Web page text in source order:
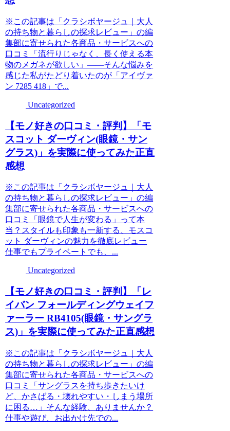
※この記事は「クラシボヤージュ｜大人
の持ち物と暮らしの探求レビュー」の編
集部に寄せられた各商品・サービスへの
口コミ「流行りじゃなく、長く使える本
物のメガネが欲しい」――そんな悩みを
感じた私がたどり着いたのが「アイヴァ
ン 7285 418」で...
Uncategorized
【モノ好きの口コミ・評判】「モ
スコット ダーヴィン(眼鏡・サン
グラス)」を実際に使ってみた正直
感想
※この記事は「クラシボヤージュ｜大人
の持ち物と暮らしの探求レビュー」の編
集部に寄せられた各商品・サービスへの
口コミ「眼鏡で人生が変わる」って本
当？スタイルも印象も一新する、モスコ
ット ダーヴィンの魅力を徹底レビュー
仕事でもプライベートでも、...
Uncategorized
【モノ好きの口コミ・評判】「レ
イバン フォールディングウェイフ
ァーラー RB4105(眼鏡・サングラ
ス)」を実際に使ってみた正直感想
※この記事は「クラシボヤージュ｜大人
の持ち物と暮らしの探求レビュー」の編
集部に寄せられた各商品・サービスへの
口コミ「サングラスを持ち歩きたいけ
ど、かさばる・壊れやすい・しまう場所
に困る…」そんな経験、ありませんか？
仕事や遊び、お出かけ先での...